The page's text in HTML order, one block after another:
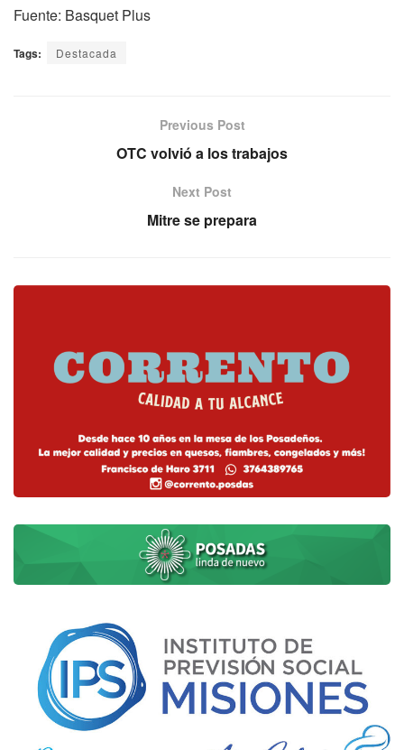
Fuente: Basquet Plus
Tags: Destacada
Previous Post
OTC volvió a los trabajos
Next Post
Mitre se prepara